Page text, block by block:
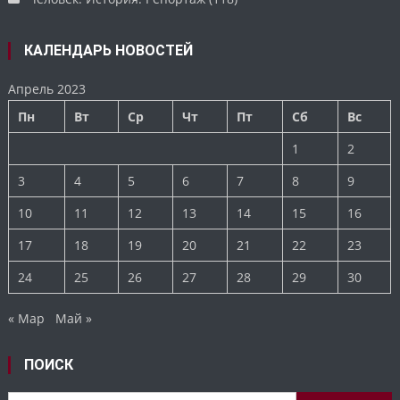
КАЛЕНДАРЬ НОВОСТЕЙ
Апрель 2023
Пн
Вт Ср Чт Пт Сб
Вс
1
2
3
4 5 6 7 8
9
10
11 12 13 14 15
16
17
18 19 20 21 22
23
24
25 26 27 28 29 30
« Мар Май »
ПОИСК